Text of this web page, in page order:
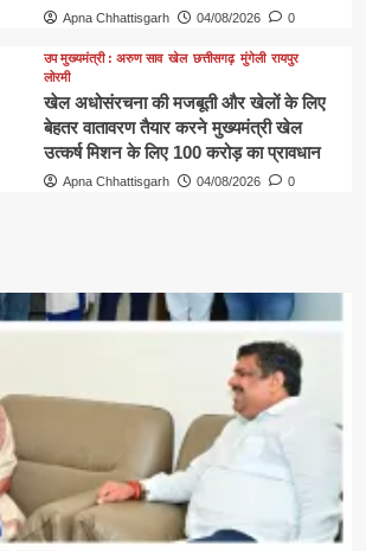
Apna Chhattisgarh 04/08/2026 0
उप मुख्यमंत्री : अरुण साव खेल छत्तीसगढ़ मुंगेली रायपुर
लोरमी
खेल अधोसंरचना की मजबूती और खेलों के लिए
बेहतर वातावरण तैयार करने मुख्यमंत्री खेल
उत्कर्ष मिशन के लिए 100 करोड़ का प्रावधान
Apna Chhattisgarh 04/08/2026 0